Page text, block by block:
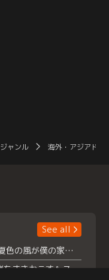
ジャンル 海外・アジアドラ
See all
浮所飛貴主演！ 【夏色の風が僕の家にやってきた】 本日よりテラサで独占配信スタート！
『夏色の雲が恋と嵐をまきおこす』スペシャルメイキング 【Part1】2026年７月18日（土）23時30分～配信スタート！話題のシーンの裏側を大公開！豪華キャスト大集合！ 『武宮家 真夏の家族会議』開催！